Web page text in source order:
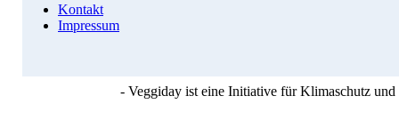
Kontakt
Impressum
- Veggiday ist eine Initiative für Klimaschutz